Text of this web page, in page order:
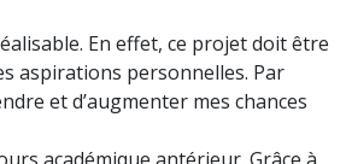
En effet, ce projet doit être
aspirations personnelles. Par
et d’augmenter mes chances